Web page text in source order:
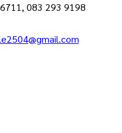
083 293 9198